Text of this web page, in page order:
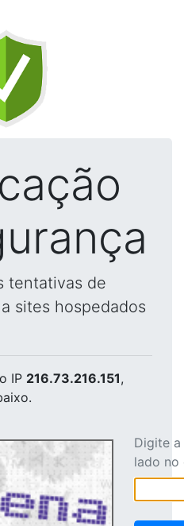
tentativas de
sites hospedados
IP 216.73.216.151,
Digite
lado no